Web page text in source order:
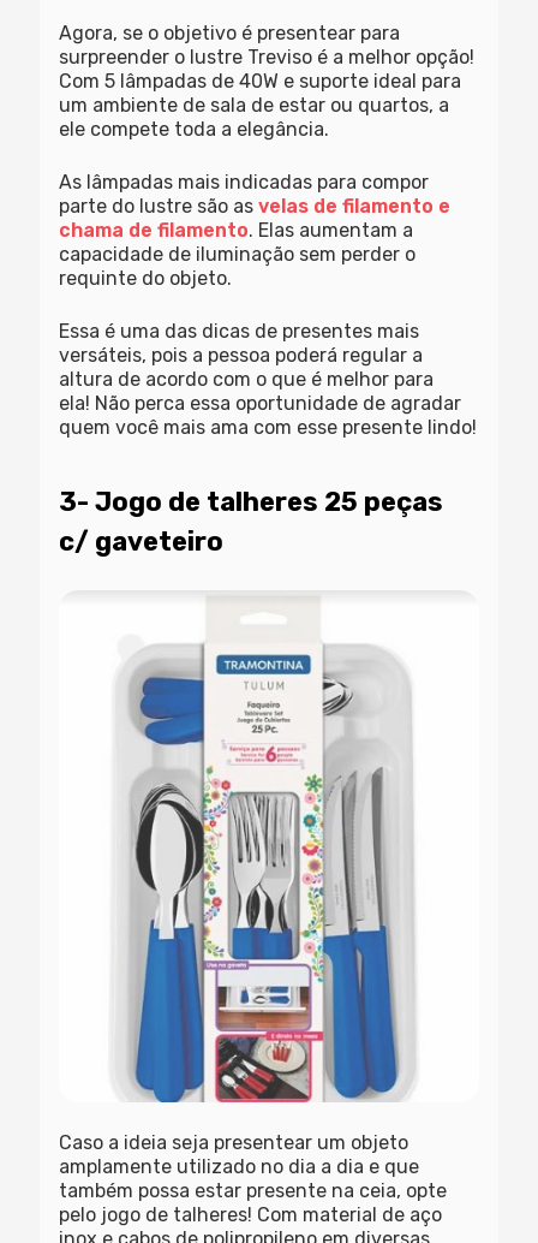
Agora, se o objetivo é presentear para
surpreender o lustre Treviso é a melhor opção!
Com 5 lâmpadas de 40W e suporte ideal para
um ambiente de sala de estar ou quartos, a
ele compete toda a elegância.
As lâmpadas mais indicadas para compor
parte do lustre são asvelas de filamento e
chama de filamento. Elas aumentam a
capacidade de iluminação sem perder o
requinte do objeto.
Essa é uma das dicas de presentes mais
versáteis, pois a pessoa poderá regular a
altura de acordo com o que é melhor para
ela! Não perca essa oportunidade de agradar
quem você mais ama com esse presente lindo!
3- Jogo de talheres 25 peças
c/ gaveteiro
Caso a ideia seja presentear um objeto
amplamente utilizado no dia a dia e que
também possa estar presente na ceia, opte
pelo jogo de talheres! Com material de aço
inox e cabos de polipropileno em diversas